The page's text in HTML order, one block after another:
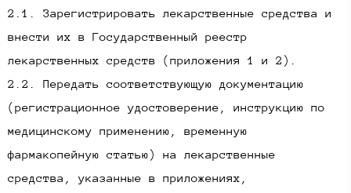
2.1. Зарегистрировать лекарственные средства и
внести их в Государственный реестр
лекарственных средств (приложения 1 и 2).
2.2. Передать соответствующую документацию
(регистрационное удостоверение, инструкцию по
медицинскому применению, временную
фармакопейную статью) на лекарственные
средства, указанные в приложениях,